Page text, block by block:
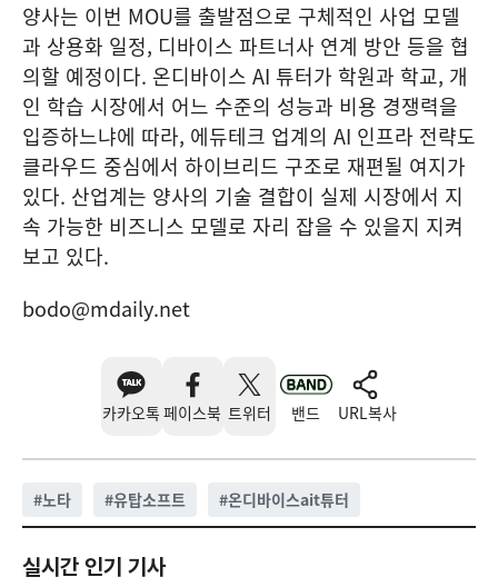
양사는 이번 MOU를 출발점으로 구체적인 사업 모델
과 상용화 일정, 디바이스 파트너사 연계 방안 등을 협
의할 예정이다. 온디바이스 AI 튜터가 학원과 학교, 개
인 학습 시장에서 어느 수준의 성능과 비용 경쟁력을
입증하느냐에 따라, 에듀테크 업계의 AI 인프라 전략도
클라우드 중심에서 하이브리드 구조로 재편될 여지가
있다. 산업계는 양사의 기술 결합이 실제 시장에서 지
속 가능한 비즈니스 모델로 자리 잡을 수 있을지 지켜
보고 있다.
bodo@mdaily.net
카카오톡 페이스북 트위터 밴드 URL복사
#노타 #유탑소프트 #온디바이스ait튜터
실시간 인기 기사